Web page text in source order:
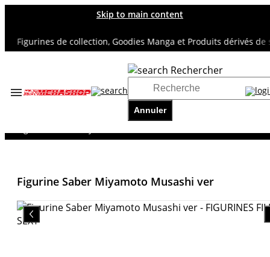
Skip to main content
Figurines de collection, Goodies Manga et Produits dérivés de
Rechercher
Annuler
Accueil
Figurine Saber Miyamoto Musashi ver